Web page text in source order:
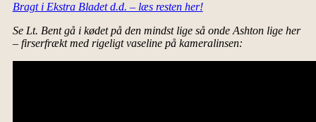
Bragt i Ekstra Bladet d.d. – læs resten her!
Se Lt. Bent gå i kødet på den mindst lige så onde Ashton lige her
– firserfrækt med rigeligt vaseline på kameralinsen: